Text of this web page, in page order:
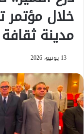
خلال مؤتمر
مدينة
13 يونيو، 2026